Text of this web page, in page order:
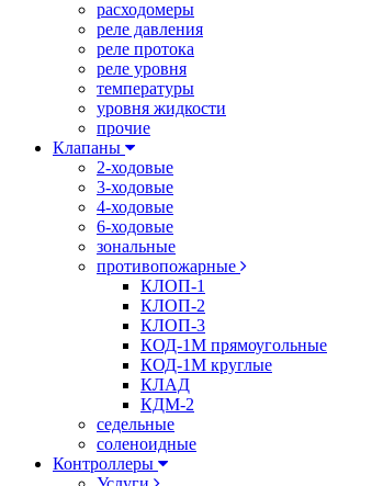
расходомеры
реле давления
реле протока
реле уровня
температуры
уровня жидкости
прочие
Клапаны
2-ходовые
3-ходовые
4-ходовые
6-ходовые
зональные
противопожарные
КЛОП-1
КЛОП-2
КЛОП-3
КОД-1М прямоугольные
КОД-1М круглые
КЛАД
КДМ-2
седельные
соленоидные
Контроллеры